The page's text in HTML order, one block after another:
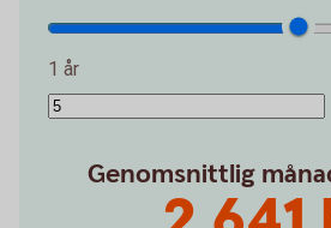
1 år
Genomsnittlig